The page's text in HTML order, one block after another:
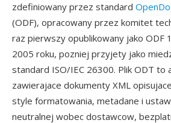
zdefiniowany przez standard
(ODF), opracowany przez komitet
raz pierwszy opublikowany jako ODF
2005 roku, pozniej przyjety jako
standard ISO/IEC 26300. Plik ODT to
zawierajace dokumenty XML
style formatowania, metadane i
neutralnej wobec dostawcow,